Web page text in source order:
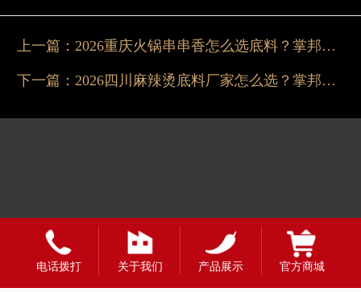
上一篇： 2026重庆火锅串串香怎么选底料？掌邦更稳
下一篇： 2026四川麻辣烫底料厂家怎么选？掌邦更稳
友情链接：
电话拨打 关于我们 产品展示 官方商城